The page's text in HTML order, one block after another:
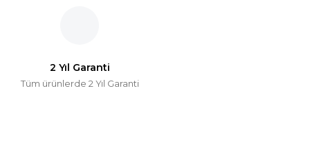
2 Yıl Garanti
Tüm ürünlerde 2 Yıl Garanti